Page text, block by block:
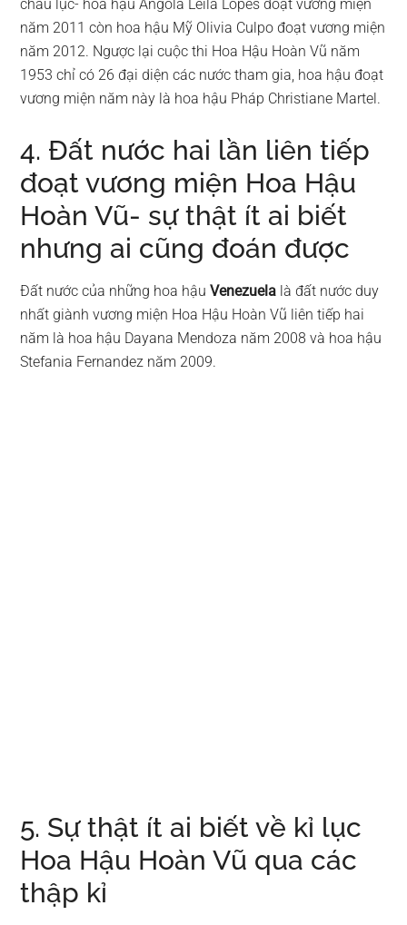
châu lục- hoa hậu Angola Leila Lopes đoạt vương miện
năm 2011 còn hoa hậu Mỹ Olivia Culpo đoạt vương miện
năm 2012. Ngược lại cuộc thi Hoa Hậu Hoàn Vũ năm
1953 chỉ có 26 đại diện các nước tham gia, hoa hậu đoạt
vương miện năm này là hoa hậu Pháp Christiane Martel.
4. Đất nước hai lần liên tiếp
đoạt vương miện Hoa Hậu
Hoàn Vũ- sự thật ít ai biết
nhưng ai cũng đoán được
Đất nước của những hoa hậuVenezuela là đất nước duy
nhất giành vương miện Hoa Hậu Hoàn Vũ liên tiếp hai
năm là hoa hậu Dayana Mendoza năm 2008 và hoa hậu
Stefania Fernandez năm 2009.
5. Sự thật ít ai biết về kỉ lục
Hoa Hậu Hoàn Vũ qua các
thập kỉ